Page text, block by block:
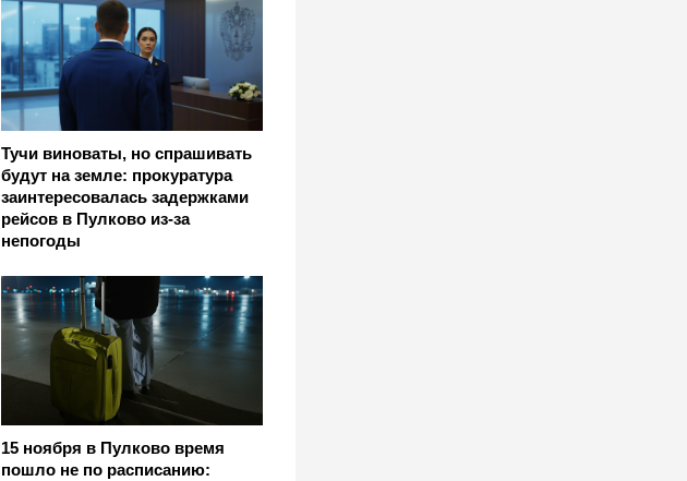
Тучи виноваты, но спрашивать
будут на земле: прокуратура
заинтересовалась задержками
рейсов в Пулково из‑за
непогоды
15 ноября в Пулково время
пошло не по расписанию: